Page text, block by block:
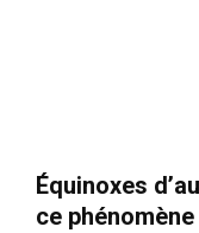
Équinoxes
ce